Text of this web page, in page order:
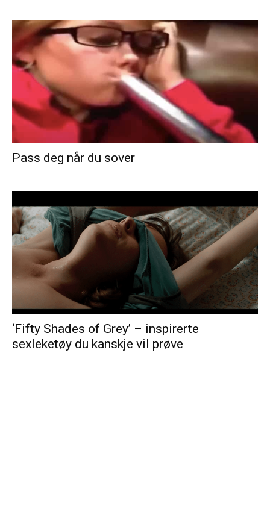
Pass deg når du sover
‘Fifty Shades of Grey’ – inspirerte
sexleketøy du kanskje vil prøve